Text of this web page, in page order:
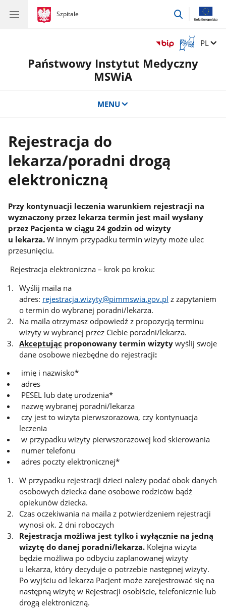
gov.pl
Szpitale
gov.pl
Szpitale
przejdź
Otwórz
okno
z
Zmień
PL
Państwowy Instytut Medyczny
MSWiA
MENU
Rejestracja do
lekarza/poradni drogą
elektroniczną
Przy kontynuacji leczenia warunkiem rejestracji na
wyznaczony przez lekarza termin jest mail wysłany
przez Pacjenta w ciągu 24 godzin od wizyty
u lekarza.W innym przypadku termin wizyty może ulec
przesunięciu.
Rejestracja elektroniczna – krok po kroku:
Wyślij maila na
adres: rejestracja.wizyty@pimmswia.gov.pl z zapytaniem
o termin do wybranej poradni/lekarza.
Na maila otrzymasz odpowiedź z propozycją terminu
wizyty w wybranej przez Ciebie poradni/lekarza.
Akceptując proponowany termin wizyty wyślij swoje
dane osobowe niezbędne do rejestracji:
imię i nazwisko*
adres
PESEL lub datę urodzenia*
nazwę wybranej poradni/lekarza
czy jest to wizyta pierwszorazowa, czy kontynuacja
leczenia
w przypadku wizyty pierwszorazowej kod skierowania
numer telefonu
adres poczty elektronicznej*
W przypadku rejestracji dzieci należy podać obok danych
osobowych dziecka dane osobowe rodziców bądź
opiekunów dziecka.
Czas oczekiwania na maila z potwierdzeniem rejestracji
wynosi ok. 2 dni roboczych
Rejestracja możliwa jest tylko i wyłącznie na jedną
wizytę do danej poradni/lekarza. Kolejna wizyta
będzie możliwa po odbyciu zaplanowanej wizyty
u lekarza, który decyduje o potrzebie następnej wizyty.
Po wyjściu od lekarza Pacjent może zarejestrować się na
następną wizytę w Rejestracji osobiście, telefonicznie lub
drogą elektroniczną.